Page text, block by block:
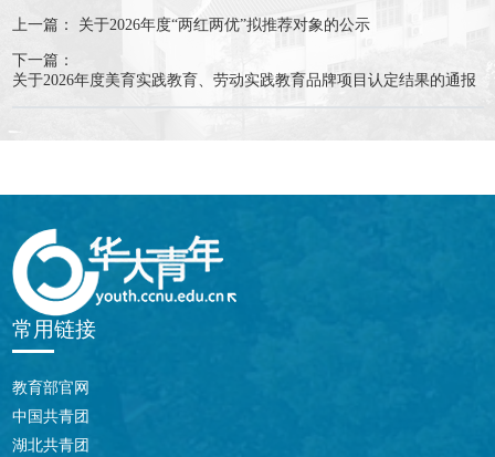
上一篇： 关于2026年度“两红两优”拟推荐对象的公示
下一篇：
关于2026年度美育实践教育、劳动实践教育品牌项目认定结果的通报
常用链接
教育部官网
中国共青团
湖北共青团